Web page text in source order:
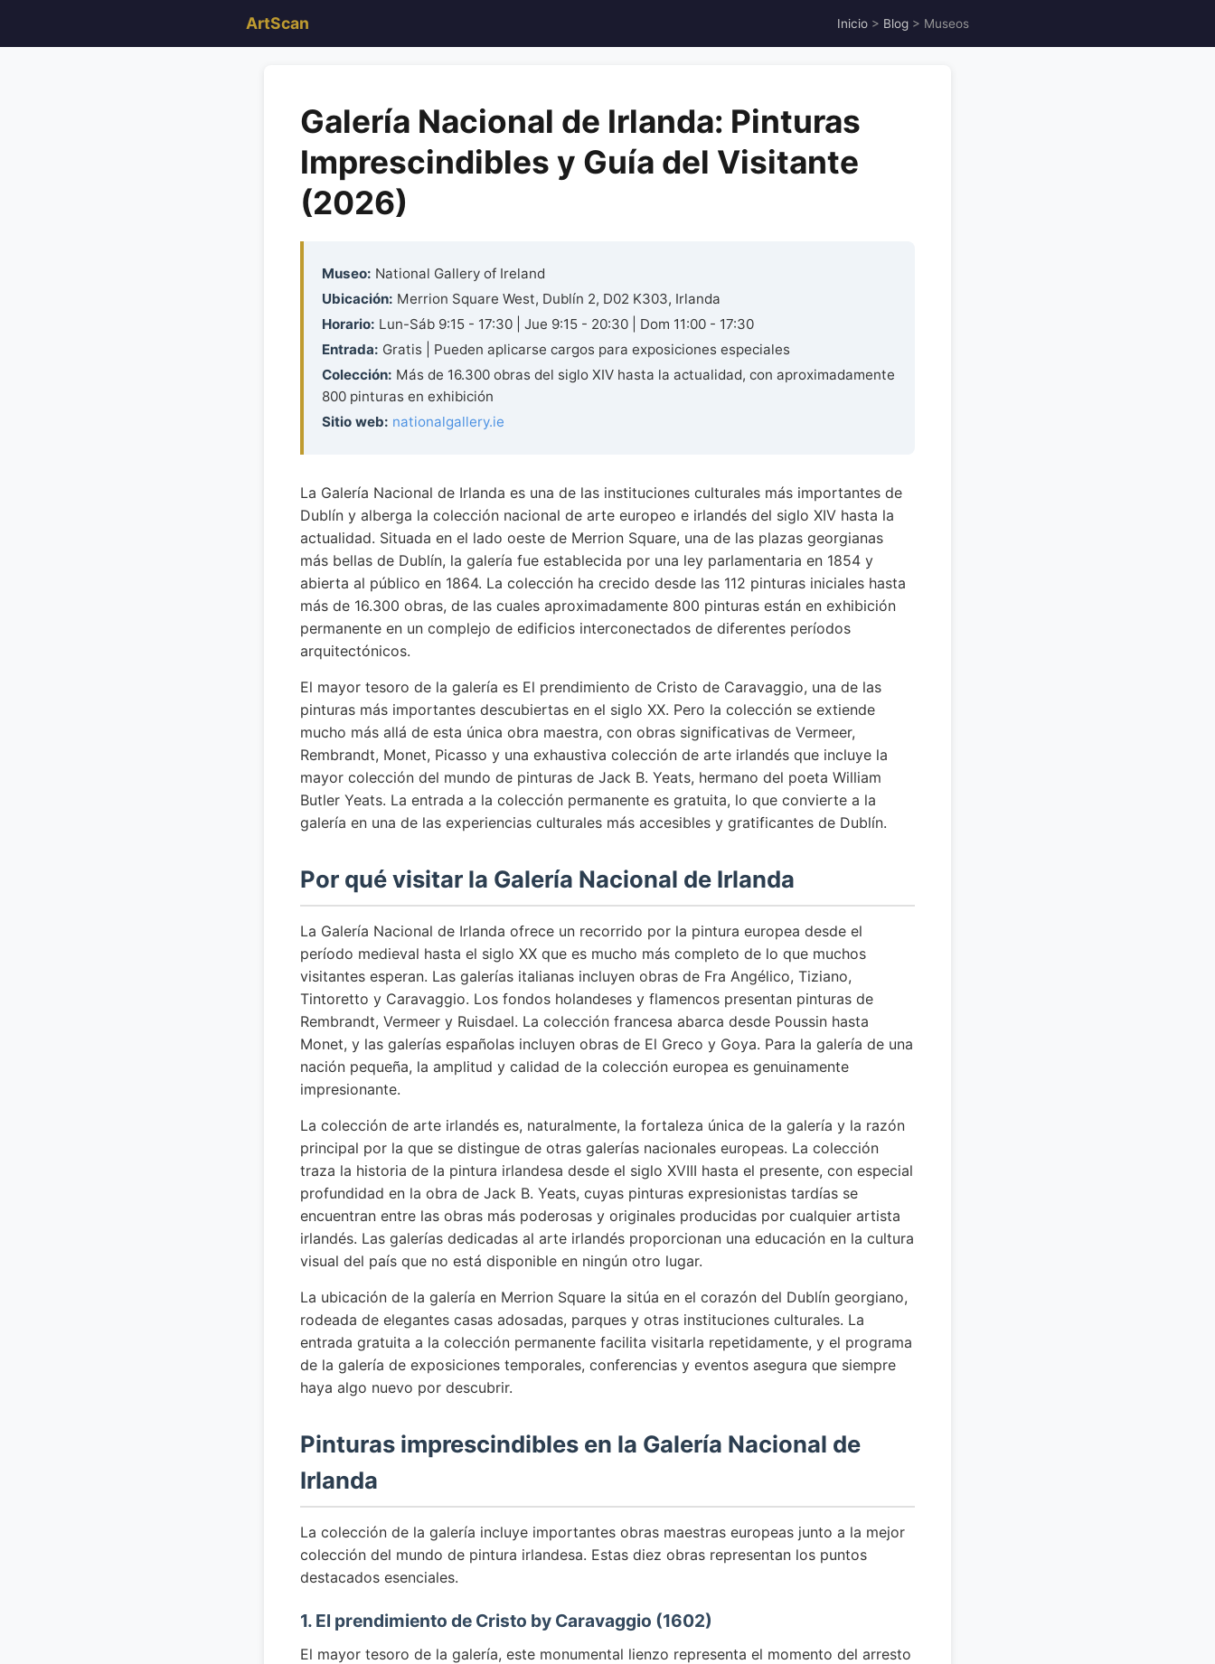
ArtScan Inicio > Blog > Museos
Galería Nacional de Irlanda: Pinturas
Imprescindibles y Guía del Visitante
(2026)
Museo: National Gallery of Ireland
Ubicación: Merrion Square West, Dublín 2, D02 K303, Irlanda
Horario: Lun-Sáb 9:15 - 17:30 | Jue 9:15 - 20:30 | Dom 11:00 - 17:30
Entrada: Gratis | Pueden aplicarse cargos para exposiciones especiales
Colección: Más de 16.300 obras del siglo XIV hasta la actualidad, con aproximadamente
800 pinturas en exhibición
Sitio web: nationalgallery.ie
La Galería Nacional de Irlanda es una de las instituciones culturales más importantes de
Dublín y alberga la colección nacional de arte europeo e irlandés del siglo XIV hasta la
actualidad. Situada en el lado oeste de Merrion Square, una de las plazas georgianas
más bellas de Dublín, la galería fue establecida por una ley parlamentaria en 1854 y
abierta al público en 1864. La colección ha crecido desde las 112 pinturas iniciales hasta
más de 16.300 obras, de las cuales aproximadamente 800 pinturas están en exhibición
permanente en un complejo de edificios interconectados de diferentes períodos
arquitectónicos.
El mayor tesoro de la galería es El prendimiento de Cristo de Caravaggio, una de las
pinturas más importantes descubiertas en el siglo XX. Pero la colección se extiende
mucho más allá de esta única obra maestra, con obras significativas de Vermeer,
Rembrandt, Monet, Picasso y una exhaustiva colección de arte irlandés que incluye la
mayor colección del mundo de pinturas de Jack B. Yeats, hermano del poeta William
Butler Yeats. La entrada a la colección permanente es gratuita, lo que convierte a la
galería en una de las experiencias culturales más accesibles y gratificantes de Dublín.
Por qué visitar la Galería Nacional de Irlanda
La Galería Nacional de Irlanda ofrece un recorrido por la pintura europea desde el
período medieval hasta el siglo XX que es mucho más completo de lo que muchos
visitantes esperan. Las galerías italianas incluyen obras de Fra Angélico, Tiziano,
Tintoretto y Caravaggio. Los fondos holandeses y flamencos presentan pinturas de
Rembrandt, Vermeer y Ruisdael. La colección francesa abarca desde Poussin hasta
Monet, y las galerías españolas incluyen obras de El Greco y Goya. Para la galería de una
nación pequeña, la amplitud y calidad de la colección europea es genuinamente
impresionante.
La colección de arte irlandés es, naturalmente, la fortaleza única de la galería y la razón
principal por la que se distingue de otras galerías nacionales europeas. La colección
traza la historia de la pintura irlandesa desde el siglo XVIII hasta el presente, con especial
profundidad en la obra de Jack B. Yeats, cuyas pinturas expresionistas tardías se
encuentran entre las obras más poderosas y originales producidas por cualquier artista
irlandés. Las galerías dedicadas al arte irlandés proporcionan una educación en la cultura
visual del país que no está disponible en ningún otro lugar.
La ubicación de la galería en Merrion Square la sitúa en el corazón del Dublín georgiano,
rodeada de elegantes casas adosadas, parques y otras instituciones culturales. La
entrada gratuita a la colección permanente facilita visitarla repetidamente, y el programa
de la galería de exposiciones temporales, conferencias y eventos asegura que siempre
haya algo nuevo por descubrir.
Pinturas imprescindibles en la Galería Nacional de
Irlanda
La colección de la galería incluye importantes obras maestras europeas junto a la mejor
colección del mundo de pintura irlandesa. Estas diez obras representan los puntos
destacados esenciales.
1. El prendimiento de Cristo by Caravaggio (1602)
El mayor tesoro de la galería, este monumental lienzo representa el momento del arresto